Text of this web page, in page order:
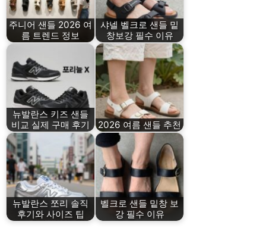
주니어 샌들 2026 여
름 트렌드 정보
샤넬 벨크로 샌들 밑
창보강 필수 이유
뉴발란스 키즈 샌들
비교 실제 구매 후기
2026 여름 샌들 추천
뉴발란스 쪼리 솔직
후기와 사이즈 팁
벨크로 샌들 밑창 보
강 필수 이유